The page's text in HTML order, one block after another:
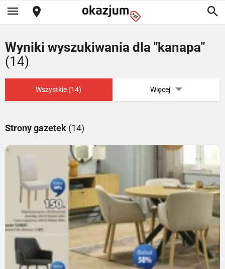
Wyniki wyszukiwania dla "kanapa"
(14)
Wszystkie (14) Więcej
Strony gazetek (14)